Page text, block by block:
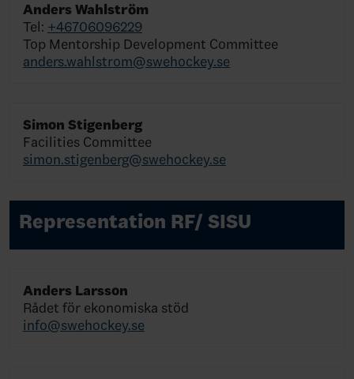
Anders Wahlström
Tel: +46706096229
Top Mentorship Development Committee
anders.wahlstrom@swehockey.se
Simon Stigenberg
Facilities Committee
simon.stigenberg@swehockey.se
Representation RF/ SISU
Anders Larsson
Rådet för ekonomiska stöd
info@swehockey.se